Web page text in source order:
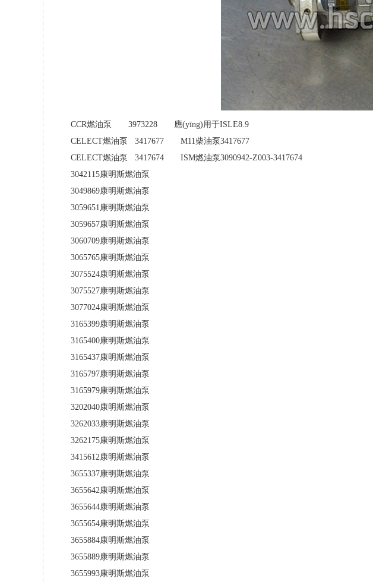
CCR燃油泵 3973228 應(yīng)用于ISLE8.9
CELECT燃油泵 3417677 M11柴油泵3417677
CELECT燃油泵 3417674 ISM燃油泵3090942-Z003-3417674
3042115康明斯燃油泵
3049869康明斯燃油泵
3059651康明斯燃油泵
3059657康明斯燃油泵
3060709康明斯燃油泵
3065765康明斯燃油泵
3075524康明斯燃油泵
3075527康明斯燃油泵
3077024康明斯燃油泵
3165399康明斯燃油泵
3165400康明斯燃油泵
3165437康明斯燃油泵
3165797康明斯燃油泵
3165979康明斯燃油泵
3202040康明斯燃油泵
3262033康明斯燃油泵
3262175康明斯燃油泵
3415612康明斯燃油泵
3655337康明斯燃油泵
3655642康明斯燃油泵
3655644康明斯燃油泵
3655654康明斯燃油泵
3655884康明斯燃油泵
3655889康明斯燃油泵
3655993康明斯燃油泵